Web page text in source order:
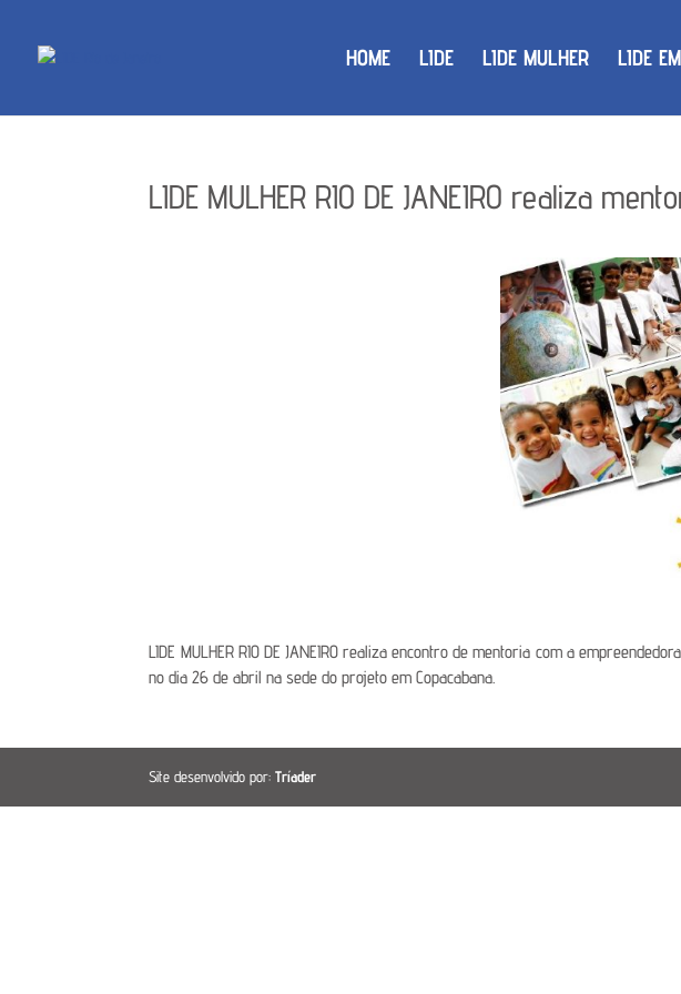
HOME LIDE LIDE MULHER LIDE
LIDE MULHER RIO DE JANEIRO realiza
LIDE MULHER RIO DE JANEIRO realiza encontro de mentoria com a
no dia 26 de abril na sede do projeto em Copacabana.
Site desenvolvido por:Tríader